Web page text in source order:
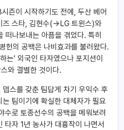
즌이 시작하기도 전에, 두산 베어
즈 스타, 김현수(→LG 트윈스)와
나보내는 아픔을 겪었다. 특히
헌의 공백은 나비효과를 불러왔다.
는’ 외국인 타자였으나 포지션이
와 결별한 것이다.
스를 갖춘 팀답게 차기 우익수 후
팀이기에 확실한 대체자가 필요
수로 토종선수의 공백을 메워보려
타자 1년 농사가 대흉작이 나면서